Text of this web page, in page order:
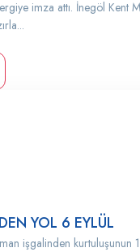
imza attı. İnegöl Kent
YOL 6 EYLÜL
işgalinden kurtuluşunun